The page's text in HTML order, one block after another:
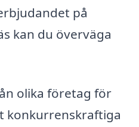
på
kan du överväga
olika företag för
konkurrenskraftiga